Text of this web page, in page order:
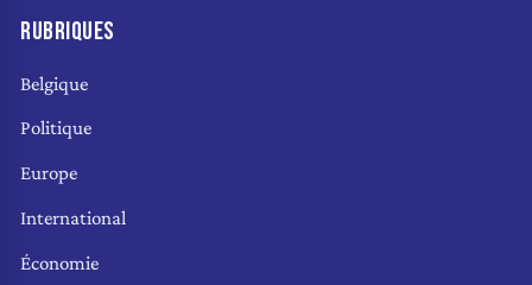
RUBRIQUES
Belgique
Politique
Europe
International
Économie